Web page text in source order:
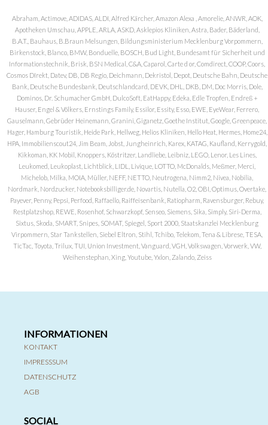
Abraham, Actimove, ADIDAS, ALDI, Alfred Kärcher, Amazon Alexa , Amorelie, ANWR, AOK,
Apotheken Umschau, APPLE, ARLA, ASKD, Asklepios Kliniken, Astra, Bader, Bäderland,
B.A.T., Bauhaus, B.Braun Melsungen, Bildungsministerium Mecklenburg Vorpommern,
Birkenstock, Blanco, BMW, Bonduelle, BOSCH, Bud Light, Bundesamt für Sicherheit und
Informationstechnik, Brisk, BSN Medical, C&A, Caparol, Carte d or, Comdirect, COOP, Coors,
Cosmos DIrekt, Datev, DB, DB Regio, Deichmann, Dekristol, Depot, Deutsche Bahn, Deutsche
Bank, Deutsche Bundesbank, Deutschlandcard, DEVK, DHL, DKB, DM, Doc Morris, Dole,
Dominos, Dr. Schumacher GmbH, DulcoSoft, EatHappy, Edeka, Edle Tropfen, Endreß +
Hauser, Engel & Völkers, Ernstings Family, Essilor, Essity, Esso, EWE, EyeWear, Ferrero,
Gauselmann, Gebrüder Heinemann, Granini, Giganetz, Goethe Institut, Google, Greenpeace,
Hager, Hamburg Touristik, Heide Park, Hellweg, Helios Kliniken, Hello Heat, Hermes, Home24,
HPA, Immobilienscout24, Jim Beam, Jobst, Jungheinrich, Karex, KATAG, Kaufland, Kerrygold,
Kikkoman, KK Mobil, Knoppers, Köstritzer, Landliebe, Leibniz, LEGO, Lenor, Les Lines,
Leukomed, Leukoplast, Lichtblick, LIDL, Livique, LOTTO, McDonalds, Meßmer, Merci,
Michelob, Milka, MOIA, Müller, NEFF, NETTO, Neutrogena, Nimm2, Nivea, Nobilia,
Nordmark, Nordzucker, Notebooksbilliger.de, Novartis, Nutella, O2, OBI, Optimus, Overtake,
Payever, Penny, Pepsi, Perfood, Raffaello, Raiffeisenbank, Ratiopharm, Ravensburger, Rebuy,
Restplatzshop, REWE, Rosenhof, Schwarzkopf, Senseo, Siemens, Sika, Simply, Siri-Derma,
Sixtus, Skoda, SMART, Snipes, SOMAT, Spiegel, Sport 2000, Staatskanzlei Mecklenburg
Virpommern, Star Tankstellen, Siebel Eltron, Stihl, Tchibo, Telekom, Tena & Librese, TESA,
TicTac, Toyota, Trilux, TUI, Union Investment, Vanguard, VGH, Volkswagen, Vorwerk, VW,
Weihenstephan, Xing, Youtube, Yxlon, Zalando, Zeiss
INFORMATIONEN
KONTAKT
IMPRESSSUM
DATENSCHUTZ
AGB
SOCIAL